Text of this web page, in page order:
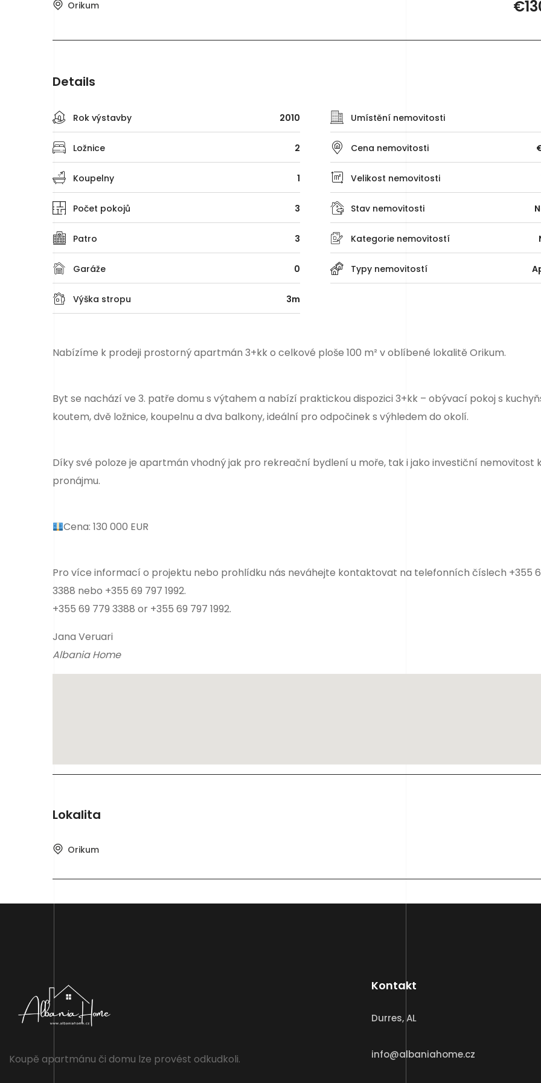
Orikum
Details
Rok výstavby 2010 Umístění nemovitosti
Ložnice 2 Cena nemovitosti
Koupelny 1 Velikost nemovitosti
Počet pokojů 3 Stav nemovitosti
Patro 3 Kategorie nemovitostí
Garáže 0 Typy nemovitostí
Výška stropu 3m
Nabízíme k prodeji prostorný apartmán 3+kk o celkové ploše 100 m² v oblíbené lokalitě Orikum.
Byt se nachází ve 3. patře domu s výtahem a nabízí praktickou dispozici 3+kk – obývací pokoj s
koutem, dvě ložnice, koupelnu a dva balkony, ideální pro odpočinek s výhledem do okolí.
Díky své poloze je apartmán vhodný jak pro rekreační bydlení u moře, tak i jako investiční nemovitost
pronájmu.
Cena: 130 000 EUR
Pro více informací o projektu nebo prohlídku nás neváhejte kontaktovat na telefonních číslech +355
3388 nebo +355 69 797 1992.
+355 69 779 3388 or +355 69 797 1992.
Jana Veruari
Albania Home
Lokalita
Orikum
Koupě apartmánu či domu lze provést odkudkoli.
Kontakt
Durres, AL
info@albaniahome.cz